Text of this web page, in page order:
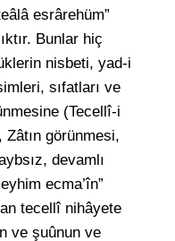
esrârehüm”
Bunlar hiç
nisbeti, yad-i
sıfatları ve
(Tecellî-i
görünmesi,
devamlı
ecma’în”
tecellî nihâyete
ve şuûnun ve